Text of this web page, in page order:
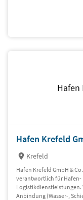
Hafen
Hafen Krefeld
Krefeld
Hafen Krefeld GmbH &
verantwortlich für
Anbindung (Wasser-,